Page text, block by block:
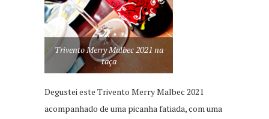
Trivento Merry Malbec 2021 na
taça
Degustei este Trivento Merry Malbec 2021
acompanhado de uma picanha fatiada, com uma